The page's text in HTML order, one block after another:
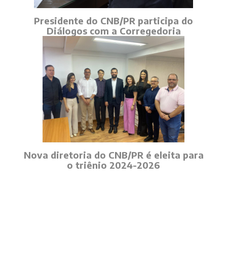
Presidente do CNB/PR participa do
Diálogos com a Corregedoria
Nova diretoria do CNB/PR é eleita para
o triênio 2024-2026